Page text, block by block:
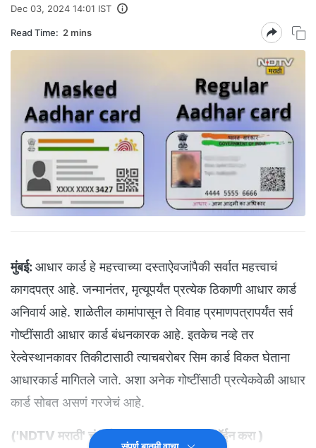
Dec 03, 2024 14:01 IST
Read Time: 2 mins
मुंबई: आधार कार्ड हे महत्त्वाच्या दस्ताऐवजांपैकी सर्वात महत्त्वाचं
कागदपत्र आहे. जन्मानंतर, मृत्यूपर्यंत प्रत्येक ठिकाणी आधार कार्ड
अनिवार्य आहे. शाळेतील कामांपासून ते विवाह प्रमाणपत्रापर्यंत सर्व
गोष्टींसाठी आधार कार्ड बंधनकारक आहे. इतकेच नव्हे तर
रेल्वेस्थानकावर तिकीटासाठी त्याचबरोबर सिम कार्ड विकत घेताना
आधारकार्ड मागितले जाते. अशा अनेक गोष्टींसाठी प्रत्येकवेळी आधार
कार्ड सोबत असणं गरजेचं आहे.
('NDTV मराठी' चं अधिकृत व्हॉट्सअ‍ॅप चॅनल जॉईन करा)